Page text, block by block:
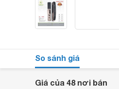
So sánh giá
Giá của 48 nơi bán